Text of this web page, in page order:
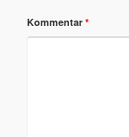
Kommentar *